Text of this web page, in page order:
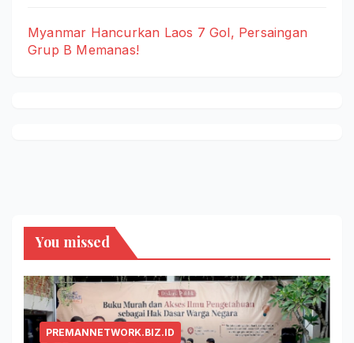
Myanmar Hancurkan Laos 7 Gol, Persaingan
Grup B Memanas!
You missed
PREMANNETWORK.BIZ.ID